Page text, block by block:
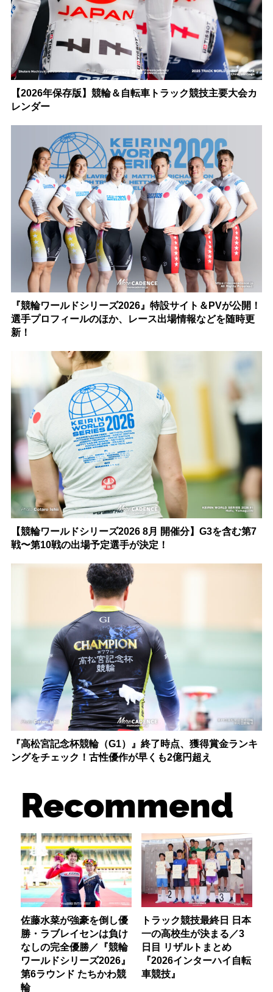
【2026年保存版】競輪＆自転車トラック競技主要大会カ
レンダー
『競輪ワールドシリーズ2026』特設サイト＆PVが公開！
選手プロフィールのほか、レース出場情報などを随時更
新！
【競輪ワールドシリーズ2026 8月 開催分】G3を含む第7
戦〜第10戦の出場予定選手が決定！
『高松宮記念杯競輪（G1）』終了時点、獲得賞金ランキ
ングをチェック！古性優作が早くも2億円超え
Recommend
佐藤水菜が強豪を倒し優
勝・ラブレイセンは負け
なしの完全優勝／『競輪
ワールドシリーズ2026』
第6ラウンド たちかわ競
輪
トラック競技最終日 日本
一の高校生が決まる／3
日目 リザルトまとめ
『2026インターハイ自転
車競技』